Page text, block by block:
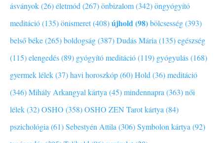
ásványok (26)életmód (267)önbizalom (342)öngyógyító
meditáció (135)önismeret (408)újhold (98)bölcsesség (393)
belső béke (265)boldogság (387)Dudás Mária (135)egészség
(115)elengedés (89) gyógyító meditáció (119) gyógyulás (168)
gyermek lélek (37)havi horoszkóp (60)Hold (36)meditáció
(346)Mihály Arkangyal kártya (45)mindennapra (363)női
lélek (32)OSHO (358)OSHO ZEN Tarot kártya (84)
pszichológia (61)Sebestyén Attila (306)Symbolon kártya (92)